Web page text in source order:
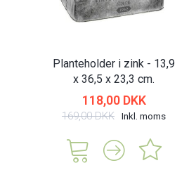
Planteholder i zink - 13,9
x 36,5 x 23,3 cm.
118,00 DKK
169,00 DKK Inkl. moms